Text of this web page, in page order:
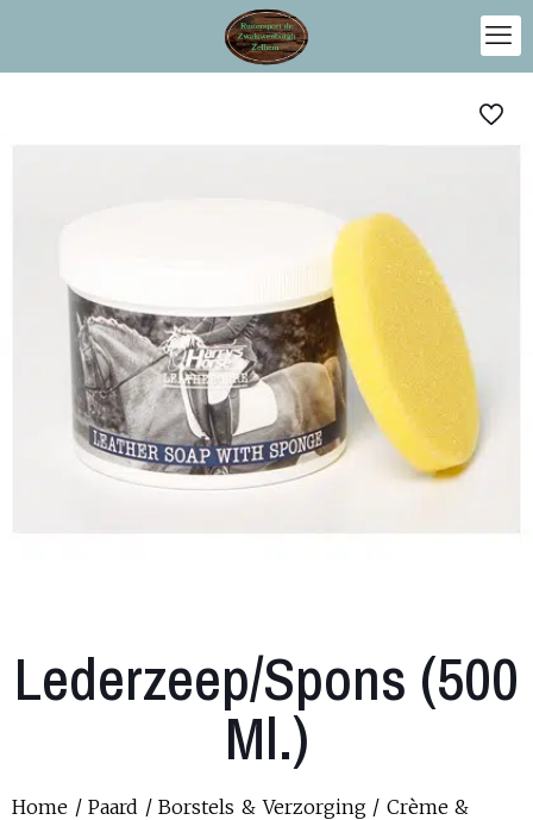
Lederzeep/spons (500
Ml.)
Home /Paard /Borstels & Verzorging/ Crème &